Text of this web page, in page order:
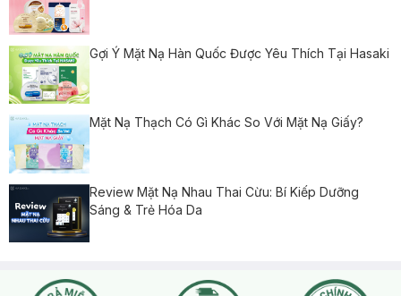
Gợi Ý Mặt Nạ Hàn Quốc Được Yêu Thích Tại Hasaki
Mặt Nạ Thạch Có Gì Khác So Với Mặt Nạ Giấy?
Review Mặt Nạ Nhau Thai Cừu: Bí Kiếp Dưỡng
Sáng & Trẻ Hóa Da